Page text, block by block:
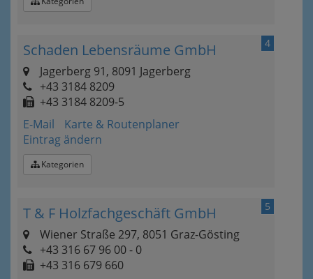
4
Schaden Lebensräume GmbH
Jagerberg 91, 8091 Jagerberg
+43 3184 8209
+43 3184 8209-5
E-Mail
Karte & Routenplaner
Eintrag ändern
Kategorien
5
T & F Holzfachgeschäft GmbH
Wiener Straße 297, 8051 Graz-Gösting
+43 316 67 96 00 - 0
+43 316 679 660